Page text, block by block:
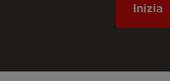
Inizia